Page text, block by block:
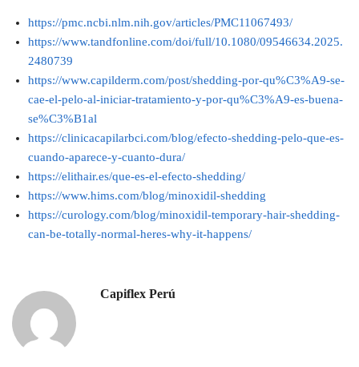
https://pmc.ncbi.nlm.nih.gov/articles/PMC11067493/
https://www.tandfonline.com/doi/full/10.1080/09546634.2025.
2480739
https://www.capilderm.com/post/shedding-por-qu%C3%A9-se-
cae-el-pelo-al-iniciar-tratamiento-y-por-qu%C3%A9-es-buena-
se%C3%B1al
https://clinicacapilarbci.com/blog/efecto-shedding-pelo-que-es-
cuando-aparece-y-cuanto-dura/
https://elithair.es/que-es-el-efecto-shedding/
https://www.hims.com/blog/minoxidil-shedding
https://curology.com/blog/minoxidil-temporary-hair-shedding-
can-be-totally-normal-heres-why-it-happens/
Capiflex Perú